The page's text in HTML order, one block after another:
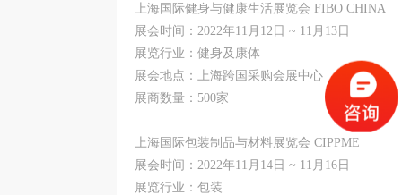
上海国际健身与健康生活展览会 FIBO CHINA
展会时间：2022年11月12日 ~ 11月13日
展览行业：健身及康体
展会地点：上海跨国采购会展中心
展商数量：500家
上海国际包装制品与材料展览会 CIPPME
展会时间：2022年11月14日 ~ 11月16日
展览行业：包装